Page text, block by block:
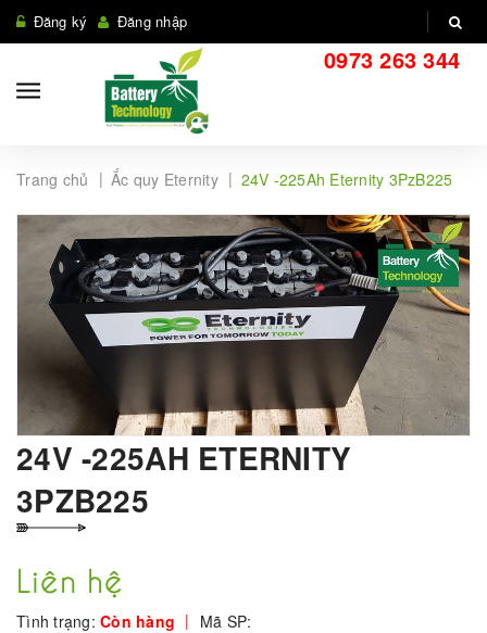
Đăng ký Đăng nhập
0973 263 344
Trang chủ | Ắc quy Eternity | 24V -225Ah Eternity 3PzB225
24V -225AH ETERNITY
3PZB225
Liên hệ
Tình trạng: Còn hàng | Mã SP: